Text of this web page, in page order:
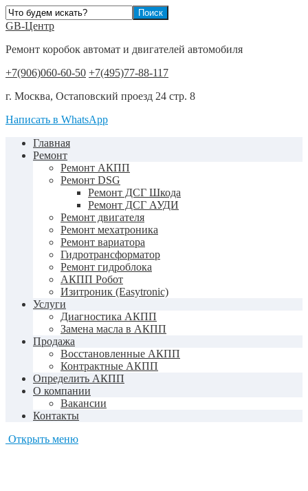
GB-Центр
Ремонт коробок автомат и двигателей автомобиля
+7(906)060-60-50 +7(495)77-88-117
г. Москва, Остаповский проезд 24 стр. 8
Написать в WhatsApp
Главная
Ремонт
Ремонт АКПП
Ремонт DSG
Ремонт ДСГ Шкода
Ремонт ДСГ АУДИ
Ремонт двигателя
Ремонт мехатроника
Ремонт вариатора
Гидротрансформатор
Ремонт гидроблока
АКПП Робот
Изитроник (Easytronic)
Услуги
Диагностика АКПП
Замена масла в АКПП
Продажа
Восстановленные АКПП
Контрактные АКПП
Определить АКПП
О компании
Вакансии
Контакты
Открыть меню